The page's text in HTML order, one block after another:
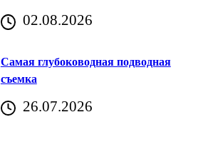
02.08.2026
Самая глубоководная подводная
съемка
26.07.2026